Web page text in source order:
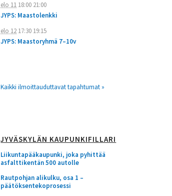
elo 11 18:00 21:00
JYPS: Maastolenkki
elo 12 17:30 19:15
JYPS: Maastoryhmä 7–10v
Kaikki ilmoittauduttavat tapahtumat »
JYVÄSKYLÄN KAUPUNKIFILLARI
Liikuntapääkaupunki, joka pyhittää
asfalttikentän 500 autolle
Rautpohjan alikulku, osa 1 –
päätöksentekoprosessi